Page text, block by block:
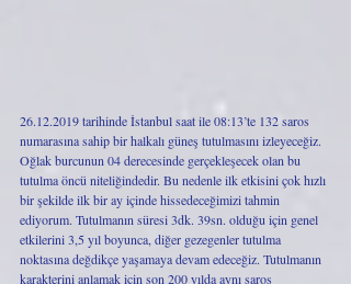
26.12.2019 tarihinde İstanbul saat ile 08:13’te 132 saros
numarasına sahip bir halkalı güneş tutulmasını izleyeceğiz.
Oğlak burcunun 04 derecesinde gerçekleşecek olan bu
tutulma öncü niteliğindedir. Bu nedenle ilk etkisini çok hızlı
bir şekilde ilk bir ay içinde hissedeceğimizi tahmin
ediyorum. Tutulmanın süresi 3dk. 39sn. olduğu için genel
etkilerini 3,5 yıl boyunca, diğer gezegenler tutulma
noktasına değdikçe yaşamaya devam edeceğiz. Tutulmanın
karakterini anlamak için son 200 yılda aynı saros